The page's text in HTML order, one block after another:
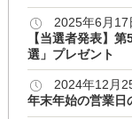
2025年6月17
【当選者発表】
選」プレゼント
2024年12月
年末年始の営業日